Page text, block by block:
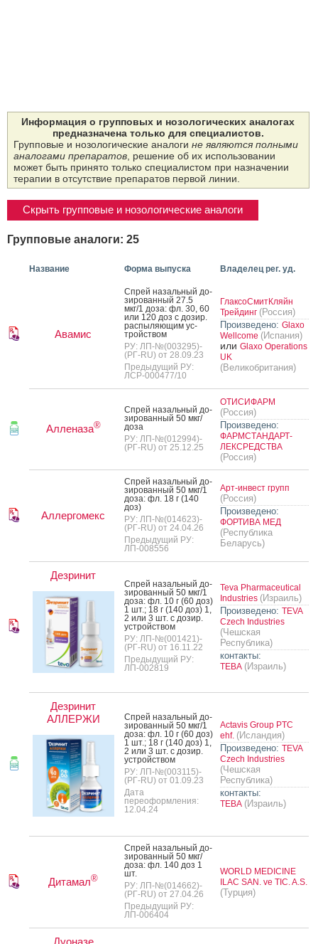
Информация о групповых и нозологических аналогах
предназначена только для специалистов.
Групповые и нозологические аналоги не являются полными
аналогами препаратов, решение об их использовании
может быть принято только специалистом при назначении
терапии в отсутствие препаратов первой линии.
Скрыть групповые и нозологические аналоги
Групповые аналоги: 25
Название Форма выпуска Владелец рег. уд.
Авамис
Спрей на­заль­ный до­
зиро­ван­ный 27.5
мкг/1 до­за: фл. 30, 60
или 120 доз с до­зир.
рас­пы­ля­ющим ус­
трой­ством
РУ: ЛП-№(003295)-
(РГ-RU) от 28.09.23
Предыдущий РУ:
ЛСР-000477/10
ГлаксоСмитКляйн
Трейдинг (Россия)
Произведено: Glaxo
Wellcome (Испания)
или Glaxo Operations
UK
(Великобритания)
Алленаза®
Спрей на­заль­ный до­
зиро­ван­ный 50 мкг/
до­за
РУ: ЛП-№(012994)-
(РГ-RU) от 25.12.25
ОТИСИФАРМ
(Россия)
Произведено:
ФАРМСТАНДАРТ-
ЛЕКСРЕДСТВА
(Россия)
Аллергомекс
Спрей на­заль­ный до­
зиро­ван­ный 50 мкг/1
до­за: фл. 18 г (140
доз)
РУ: ЛП-№(014623)-
(РГ-RU) от 24.04.26
Предыдущий РУ:
ЛП-008556
Арт-инвест групп
(Россия)
Произведено:
ФОРТИВА МЕД
(Республика
Беларусь)
Дезринит
Спрей на­заль­ный до­
зиро­ван­ный 50 мкг/1
до­за: фл. 10 г (60 доз)
1 шт.; 18 г (140 доз) 1,
2 или 3 шт. с до­зир.
ус­трой­ством
РУ: ЛП-№(001421)-
(РГ-RU) от 16.11.22
Предыдущий РУ:
ЛП-002819
Teva Pharmaceutical
Industries (Израиль)
Произведено: TEVA
Czech Industries
(Чешская
Республика)
контакты:
ТЕВА (Израиль)
Дезринит
АЛЛЕРЖИ
Спрей на­заль­ный до­
зиро­ван­ный 50 мкг/1
до­за: фл. 10 г (60 доз)
1 шт.; 18 г (140 доз) 1,
2 или 3 шт. с до­зир.
ус­трой­ством
РУ: ЛП-№(003115)-
(РГ-RU) от 01.09.23
Дата
переоформления:
12.04.24
Actavis Group PTC
ehf. (Исландия)
Произведено: TEVA
Czech Industries
(Чешская
Республика)
контакты:
ТЕВА (Израиль)
Дитамал®
Спрей на­заль­ный до­
зиро­ван­ный 50 мкг/
до­за: фл. 140 доз 1
шт.
РУ: ЛП-№(014662)-
(РГ-RU) от 27.04.26
Предыдущий РУ:
ЛП-006404
WORLD MEDICINE
ILAC SAN. ve TIC. A.S.
(Турция)
Дуоназе